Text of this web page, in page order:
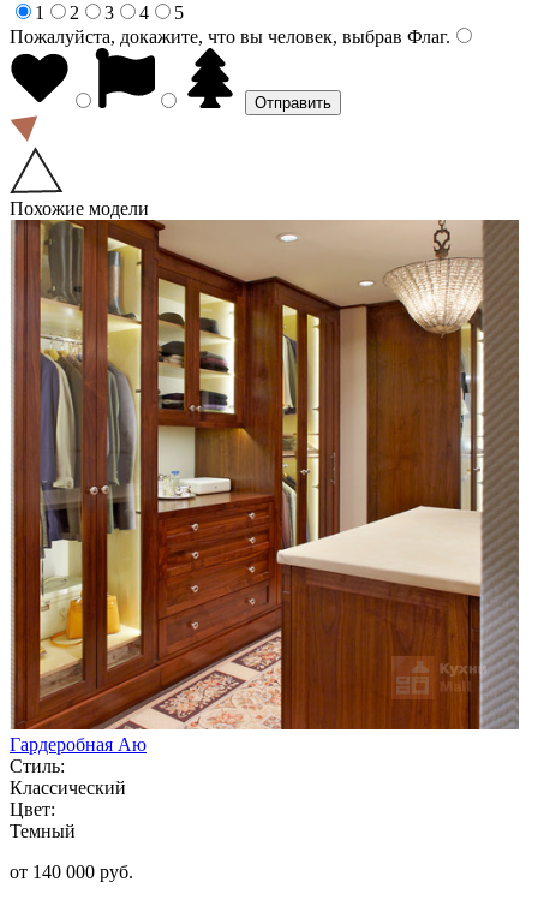
1
2 3 4
5
Пожалуйста, докажите, что вы человек, выбрав Флаг.
Похожие модели
Гардеробная Аю
Стиль:
Классический
Цвет:
Темный
от 140 000 руб.